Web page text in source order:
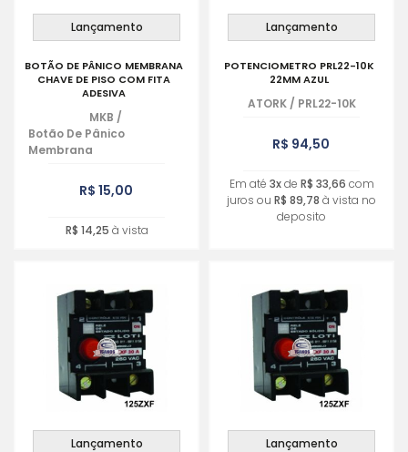
Lançamento
BOTÃO DE PÂNICO MEMBRANA
CHAVE DE PISO COM FITA
ADESIVA
MKB /
Botão De Pânico
Membrana
R$ 15,00
R$ 14,25 à vista
Lançamento
POTENCIOMETRO PRL22-10K
22MM AZUL
ATORK / PRL22-10K
R$ 94,50
Em até 3xde R$ 33,66 com
juros ou R$ 89,78 à vista no
deposito
Lançamento Lançamento